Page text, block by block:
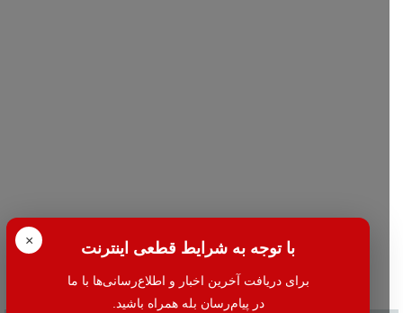
× با توجه به شرایط قطعی اینترنت
برای دریافت آخرین اخبار و اطلاع‌رسانی‌ها با ما
در پیام‌رسان بله همراه باشید.